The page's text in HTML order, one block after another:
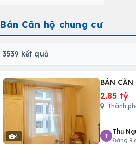
Bán Căn hộ chung cư
3539 kết quả
4
BÁN
2.85 tỷ ·
Thành
T
Thu
Đăng 9